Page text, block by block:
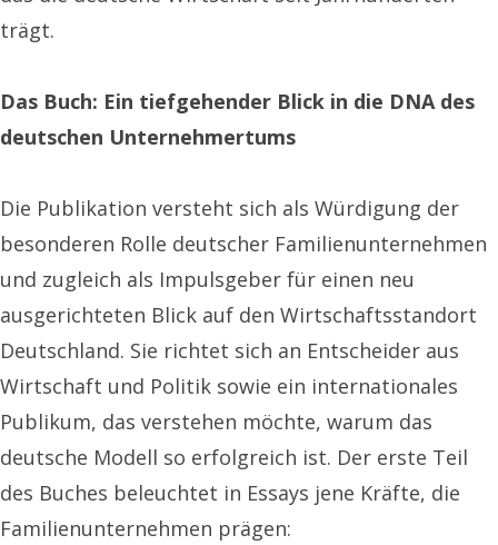
trägt.
Das Buch: Ein tiefgehender Blick in die DNA des
deutschen Unternehmertums
Die Publikation versteht sich als Würdigung der
besonderen Rolle deutscher Familienunternehmen
und zugleich als Impulsgeber für einen neu
ausgerichteten Blick auf den Wirtschaftsstandort
Deutschland. Sie richtet sich an Entscheider aus
Wirtschaft und Politik sowie ein internationales
Publikum, das verstehen möchte, warum das
deutsche Modell so erfolgreich ist. Der erste Teil
des Buches beleuchtet in Essays jene Kräfte, die
Familienunternehmen prägen: